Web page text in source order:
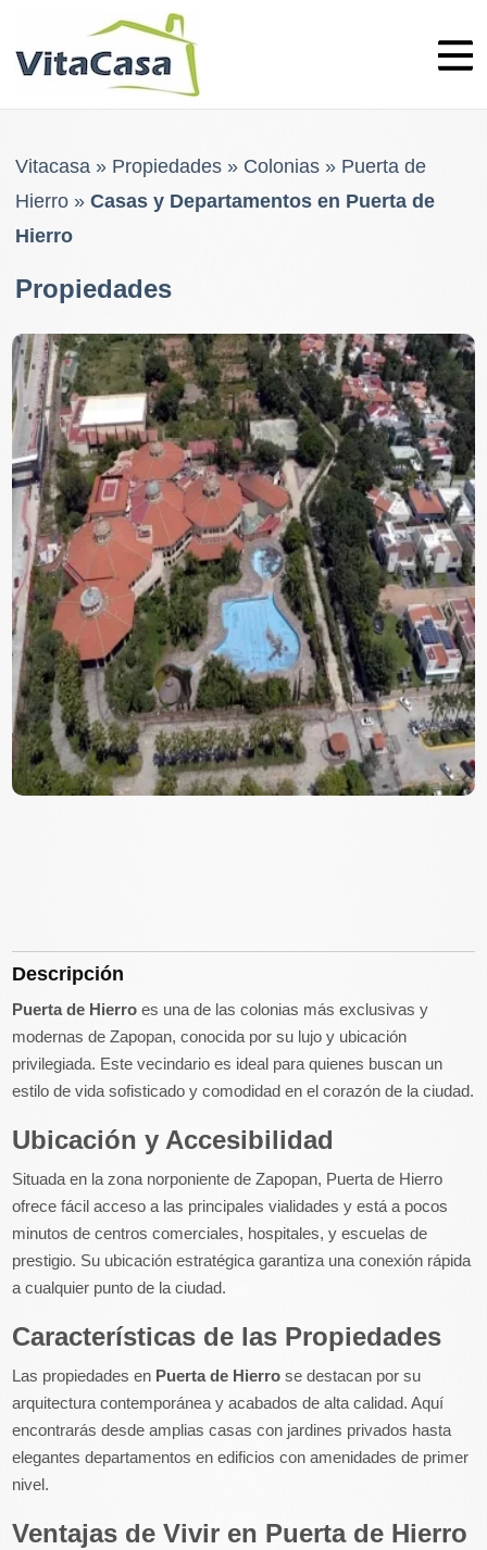
Vitacasa» Propiedades» Colonias» Puerta de
Hierro» Casas y Departamentos en Puerta de
Hierro
Propiedades
Descripción
Puerta de Hierro es una de las colonias más exclusivas y
modernas de Zapopan, conocida por su lujo y ubicación
privilegiada. Este vecindario es ideal para quienes buscan un
estilo de vida sofisticado y comodidad en el corazón de la ciudad.
Ubicación y Accesibilidad
Situada en la zona norponiente de Zapopan, Puerta de Hierro
ofrece fácil acceso a las principales vialidades y está a pocos
minutos de centros comerciales, hospitales, y escuelas de
prestigio. Su ubicación estratégica garantiza una conexión rápida
a cualquier punto de la ciudad.
Características de las Propiedades
Las propiedades en Puerta de Hierro se destacan por su
arquitectura contemporánea y acabados de alta calidad. Aquí
encontrarás desde amplias casas con jardines privados hasta
elegantes departamentos en edificios con amenidades de primer
nivel.
Ventajas de Vivir en Puerta de Hierro